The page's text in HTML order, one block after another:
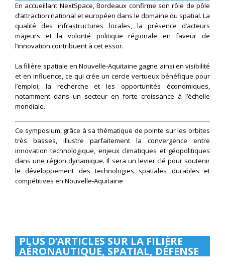
En accueillant NextSpace, Bordeaux confirme son rôle de pôle
d’attraction national et européen dans le domaine du spatial. La
qualité des infrastructures locales, la présence d’acteurs
majeurs et la volonté politique régionale en faveur de
l’innovation contribuent à cet essor.
La filière spatiale en Nouvelle-Aquitaine gagne ainsi en visibilité
et en influence, ce qui crée un cercle vertueux bénéfique pour
l’emploi, la recherche et les opportunités économiques,
notamment dans un secteur en forte croissance à l’échelle
mondiale.
Ce symposium, grâce à sa thématique de pointe sur les orbites
très basses, illustre parfaitement la convergence entre
innovation technologique, enjeux climatiques et géopolitiques
dans une région dynamique. Il sera un levier clé pour soutenir
le développement des technologies spatiales durables et
compétitives en Nouvelle-Aquitaine
PLUS D’ARTICLES SUR LA FILIÈRE
AÉRONAUTIQUE, SPATIAL, DÉFENSE